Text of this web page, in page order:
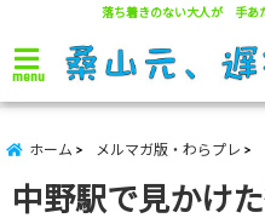
落ち着きのない大人が 手あ
menu
ホーム メルマガ版・わらプレ
中野駅で見かけ